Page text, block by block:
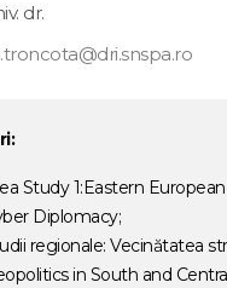
dr.
Study 1:Eastern
Diplomacy;
regionale: Vecinătatea
in South and